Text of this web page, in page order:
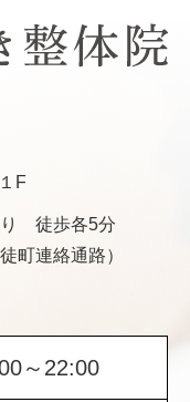
F
り 徒歩各5分
町連絡通路）
～22:00